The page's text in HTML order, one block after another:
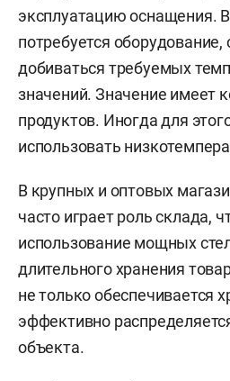
эксплуатацию оснащения.
потребуется
добиваться требуемых
значений. Значение имеет
продуктов. Иногда для
использовать
В крупных и оптовых
часто играет роль склада,
использование мощных
длительного хранения
не только обеспечивается
эффективно
объекта.